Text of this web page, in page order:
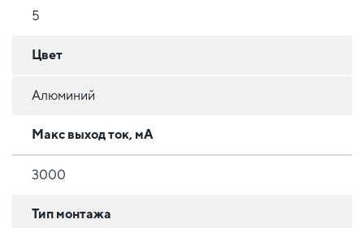
5
Цвет
Алюминий
Макс выход ток, мА
3000
Тип монтажа